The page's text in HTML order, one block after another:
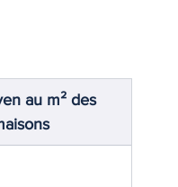
au m² des